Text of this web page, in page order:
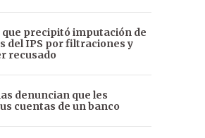
que precipitó imputación de
del IPS por filtraciones y
recusado
denuncian que les
cuentas de un banco